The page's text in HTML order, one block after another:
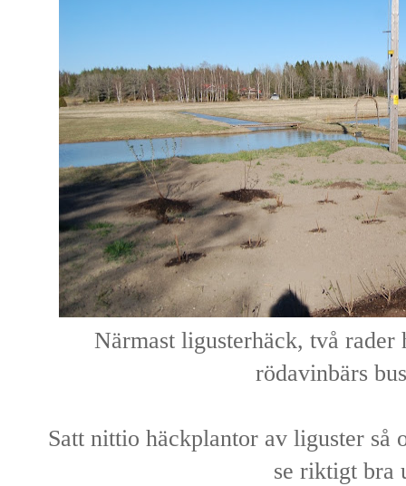
Närmast ligusterhäck, två rader
rödavinbärs
Satt nittio häckplantor av liguster så
se riktigt bra